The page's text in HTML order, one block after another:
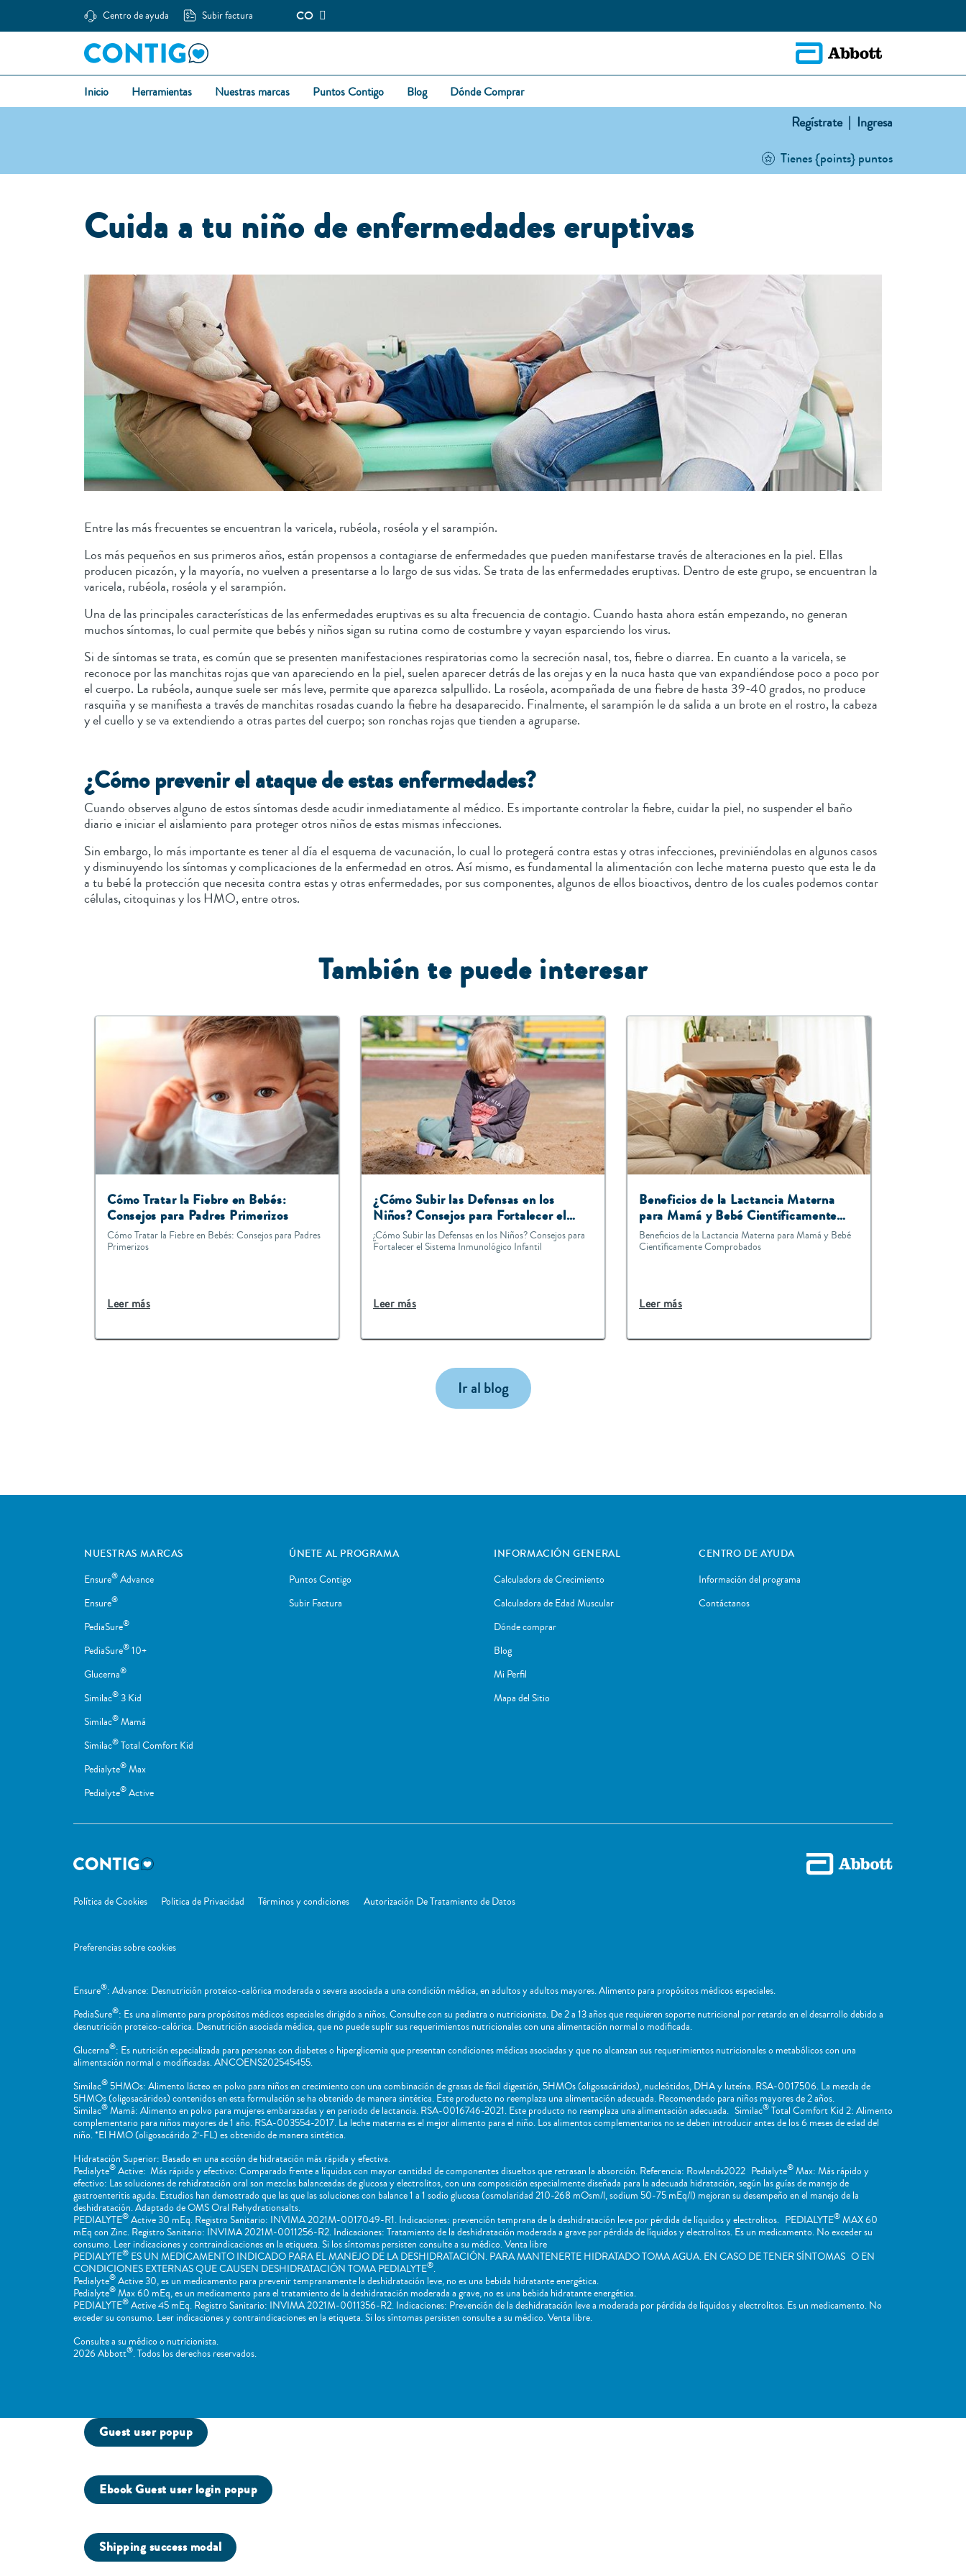
Centro de ayuda Subir factura CO
Inicio Herramientas Nuestras marcas Puntos Contigo Blog Dónde Comprar
Regístrate | Ingresa
Tienes {points} puntos
Cuida a tu niño de enfermedades eruptivas
Entre las más frecuentes se encuentran la varicela, rubéola, roséola y el sarampión.
Los más pequeños en sus primeros años, están propensos a contagiarse de enfermedades que pueden manifestarse través de alteraciones en la piel. Ellas
producen picazón, y la mayoría, no vuelven a presentarse a lo largo de sus vidas. Se trata de las enfermedades eruptivas. Dentro de este grupo, se encuentran la
varicela, rubéola, roséola y el sarampión.
Una de las principales características de las enfermedades eruptivas es su alta frecuencia de contagio. Cuando hasta ahora están empezando, no generan
muchos síntomas, lo cual permite que bebés y niños sigan su rutina como de costumbre y vayan esparciendo los virus.
Si de síntomas se trata, es común que se presenten manifestaciones respiratorias como la secreción nasal, tos, fiebre o diarrea. En cuanto a la varicela, se
reconoce por las manchitas rojas que van apareciendo en la piel, suelen aparecer detrás de las orejas y en la nuca hasta que van expandiéndose poco a poco por
el cuerpo. La rubéola, aunque suele ser más leve, permite que aparezca salpullido. La roséola, acompañada de una fiebre de hasta 39-40 grados, no produce
rasquiña y se manifiesta a través de manchitas rosadas cuando la fiebre ha desaparecido. Finalmente, el sarampión le da salida a un brote en el rostro, la cabeza
y el cuello y se va extendiendo a otras partes del cuerpo; son ronchas rojas que tienden a agruparse.
¿Cómo prevenir el ataque de estas enfermedades?
Cuando observes alguno de estos síntomas desde acudir inmediatamente al médico. Es importante controlar la fiebre, cuidar la piel, no suspender el baño
diario e iniciar el aislamiento para proteger otros niños de estas mismas infecciones.
Sin embargo, lo más importante es tener al día el esquema de vacunación, lo cual lo protegerá contra estas y otras infecciones, previniéndolas en algunos casos
y disminuyendo los síntomas y complicaciones de la enfermedad en otros. Así mismo, es fundamental la alimentación con leche materna puesto que esta le da
a tu bebé la protección que necesita contra estas y otras enfermedades, por sus componentes, algunos de ellos bioactivos, dentro de los cuales podemos contar
células, citoquinas y los HMO, entre otros.
También te puede interesar
Cómo Tratar la Fiebre en Bebés:
Consejos para Padres Primerizos
Cómo Tratar la Fiebre en Bebés: Consejos para Padres
Primerizos
Leer más
¿Cómo Subir las Defensas en los
Niños? Consejos para Fortalecer el
Sistema Inmunológico Infantil
¿Cómo Subir las Defensas en los Niños? Consejos para
Fortalecer el Sistema Inmunológico Infantil
Leer más
Beneficios de la Lactancia Materna
para Mamá y Bebé Científicamente
Comprobados
Beneficios de la Lactancia Materna para Mamá y Bebé
Científicamente Comprobados
Leer más
Ir al blog
NUESTRAS MARCAS
Ensure® Advance
Ensure®
PediaSure®
PediaSure® 10+
Glucerna®
Similac® 3 Kid
Similac® Mamá
Similac® Total Comfort Kid
Pedialyte® Max
Pedialyte® Active
ÚNETE AL PROGRAMA
Puntos Contigo
Subir Factura
INFORMACIÓN GENERAL
Calculadora de Crecimiento
Calculadora de Edad Muscular
Dónde comprar
Blog
Mi Perfil
Mapa del Sitio
CENTRO DE AYUDA
Información del programa
Contáctanos
Política de Cookies Politica de Privacidad Términos y condiciones Autorización De Tratamiento de Datos
Preferencias sobre cookies
Ensure®: Advance: Desnutrición proteico-calórica moderada o severa asociada a una condición médica, en adultos y adultos mayores. Alimento para propósitos médicos especiales.
PediaSure®: Es una alimento para propósitos médicos especiales dirigido a niños​. Consulte con su pediatra o nutricionista. De 2 a 13 años que requieren soporte nutricional por retardo en el desarrollo debido a
desnutrición proteico-calórica. Desnutrición asociada médica, que no puede suplir sus requerimientos nutricionales con una alimentación normal o ​modificada.
Glucerna®: Es nutrición especializada para personas con diabetes o hiperglicemia que presentan condiciones médicas asociadas y que no alcanzan sus requerimientos nutricionales o metabólicos con una
alimentación normal o modificadas. ANCOENS202545455.
Similac® 5HMOs: Alimento lácteo en polvo para niños en crecimiento con una combinación de grasas de fácil digestión, 5HMOs (oligosacáridos), nucleótidos, DHA y luteína. RSA-0017506. La mezcla de
5HMOs (oligosacáridos) contenidos en esta formulación se ha obtenido de manera sintética. Este producto no reemplaza una alimentación adecuada. Recomendado para niños mayores de 2 años.
Similac® Mamá: Alimento en polvo para mujeres embarazadas y en periodo de lactancia. RSA-0016746-2021. Este producto no reemplaza una alimentación adecuada. Similac® Total Comfort Kid 2: Alimento
complementario para niños mayores de 1 año. RSA-003554-2017. La leche materna es el mejor alimento para el niño. Los alimentos complementarios no se deben introducir antes de los 6 meses de edad del
niño. *El HMO (oligosacárido 2’-FL) es obtenido de manera sintética.
Hidratación Superior: Basado en una acción de hidratación más rápida y efectiva.
Pedialyte® Active: Más rápido y efectivo: Comparado frente a líquidos con mayor cantidad de componentes disueltos que retrasan la absorción. Referencia: Rowlands2022 Pedialyte® Max: Más rápido y
efectivo: Las soluciones de rehidratación oral son mezclas balanceadas de glucosa y electrolitos, con una composición especialmente diseñada para la adecuada hidratación, según las guías de manejo de
gastroenteritis aguda. Estudios han demostrado que las que las soluciones con balance 1 a 1 sodio glucosa (osmolaridad 210-268 mOsm/l, sodium 50-75 mEq/l) mejoran su desempeño en el manejo de la
deshidratación. Adaptado de OMS Oral Rehydrationsalts.
PEDIALYTE® Active 30 mEq. Registro Sanitario: INVIMA 2021M-0017049-R1. Indicaciones: prevención temprana de la deshidratación leve por pérdida de líquidos y electrolitos. PEDIALYTE® MAX 60
mEq con Zinc. Registro Sanitario: INVIMA 2021M-0011256-R2. Indicaciones: Tratamiento de la deshidratación moderada a grave por pérdida de líquidos y electrolitos. Es un medicamento. No exceder su
consumo. Leer indicaciones y contraindicaciones en la etiqueta. Si los síntomas persisten consulte a su médico. Venta libre
PEDIALYTE® ES UN MEDICAMENTO INDICADO PARA EL MANEJO DE LA DESHIDRATACIÓN. PARA MANTENERTE HIDRATADO TOMA AGUA. EN CASO DE TENER SÍNTOMAS O EN
CONDICIONES EXTERNAS QUE CAUSEN DESHIDRATACIÓN TOMA PEDIALYTE®.
Pedialyte® Active 30, es un medicamento para prevenir tempranamente la deshidratación leve, no es una bebida hidratante energética.
Pedialyte® Max 60 mEq, es un medicamento para el tratamiento de la deshidratación moderada a grave, no es una bebida hidratante energética.
PEDIALYTE® Active 45 mEq. Registro Sanitario: INVIMA 2021M-0011356-R2. Indicaciones: Prevención de la deshidratación leve a moderada por pérdida de líquidos y electrolitos. Es un medicamento. No
exceder su consumo. Leer indicaciones y contraindicaciones en la etiqueta. Si los síntomas persisten consulte a su médico. Venta libre.
Consulte a su médico o nutricionista.
2026 Abbott®. Todos los derechos reservados.
Guest user popup
Ebook Guest user login popup
Shipping success modal